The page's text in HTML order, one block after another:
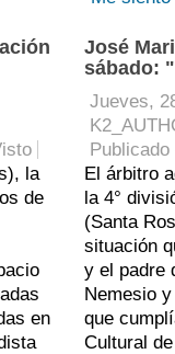
la
de
en
José
sábado:
Jueves,
Publicado
El árbitro
la 4°
(Santa
situación
y el padre
Nemesio
que
Cultural